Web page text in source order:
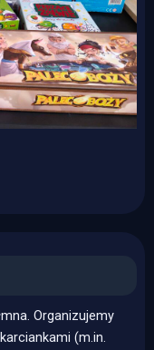
Organizujemy
(m.in.